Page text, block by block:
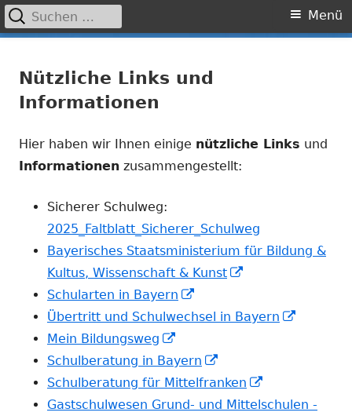
zum
Primäres
Menü
Suchen
nach:
Nützliche Links und
Informationen
Hier haben wir Ihnen einige nützliche Links und
Informationen zusammengestellt:
Sicherer Schulweg:
2025_Faltblatt_Sicherer_Schulweg
Bayerisches Staatsministerium für Bildung &
Kultus, Wissenschaft & Kunst
Fenster
Schularten in Bayern
neuem
öffnen
Übertritt und Schulwechsel in Bayern
Mein Bildungsweg
neuem
Fenster
öffnen
Schulberatung in Bayern
neuem
Fenster
Schulberatung für Mittelfranken
neuem
Gastschulwesen Grund- und Mittelschulen -